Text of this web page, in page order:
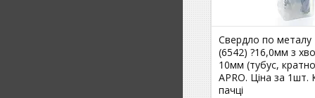
Свердло по металу
(6542) ?16,0мм з
10мм (тубус,
APRO. Ціна за 1шт.
пачці